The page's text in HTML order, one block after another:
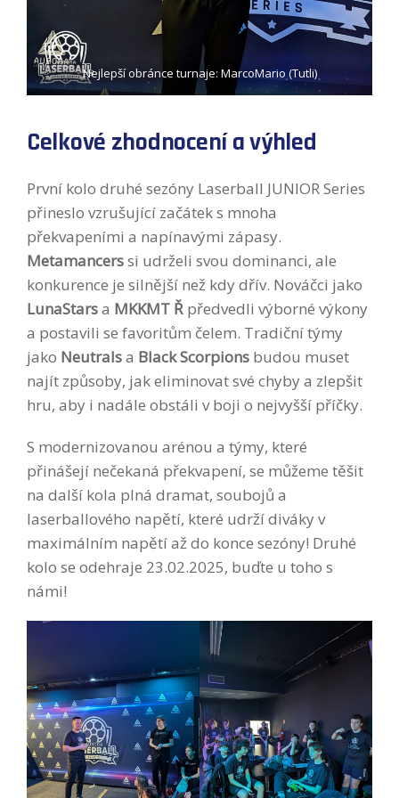
Nejlepší obránce turnaje: MarcoMario (Tutli)
Celkové zhodnocení a výhled
První kolo druhé sezóny Laserball JUNIOR Series
přineslo vzrušující začátek s mnoha
překvapeními a napínavými zápasy.
Metamancerssi udrželi svou dominanci, ale
konkurence je silnější než kdy dřív. Nováčci jako
LunaStarsa MKKMT Ř předvedli výborné výkony
a postavili se favoritům čelem. Tradiční týmy
jako Neutralsa Black Scorpions budou muset
najít způsoby, jak eliminovat své chyby a zlepšit
hru, aby i nadále obstáli v boji o nejvyšší příčky.
S modernizovanou arénou a týmy, které
přinášejí nečekaná překvapení, se můžeme těšit
na další kola plná dramat, soubojů a
laserballového napětí, které udrží diváky v
maximálním napětí až do konce sezóny! Druhé
kolo se odehraje 23.02.2025, buďte u toho s
námi!